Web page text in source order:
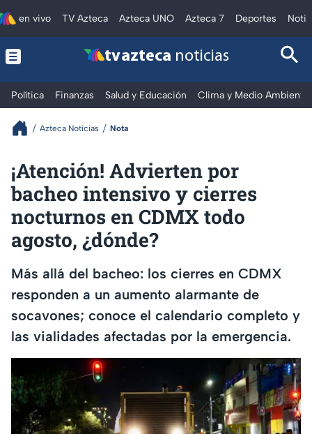
en vivo TV Azteca Azteca UNO Azteca 7 Deportes
tv azteca noticias
Política Finanzas Salud y Educación Clima y Medio Ambiente
Azteca Noticias Nota
¡Atención! Advierten por
bacheo intensivo y cierres
nocturnos en CDMX todo
agosto, ¿dónde?
Más allá del bacheo: los cierres en CDMX
responden a un aumento alarmante de
socavones; conoce el calendario completo y
las vialidades afectadas por la emergencia.